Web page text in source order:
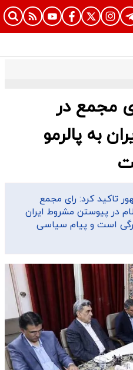
مجمع در
به پالرمو
تاکید کرد: رای مجمع
در پیوستن مشروط ایران
است و پیام سیاسی